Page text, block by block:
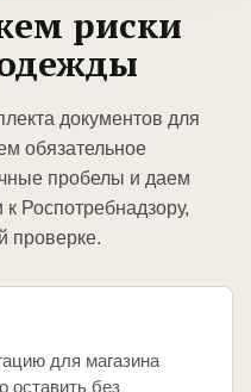
риски
документов для
обязательное
пробелы и даем
Роспотребнадзору,
проверке.
для магазина
оставить без